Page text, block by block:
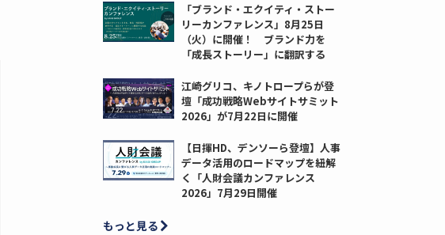
「ブランド・エクイティ・ストー
リーカンファレンス」8月25日
（火）に開催！ ブランド力を
「成長ストーリー」に翻訳する
江崎グリコ、キノトロープらが登
壇「成功戦略Webサイトサミット
2026」が7月22日に開催
【日揮HD、デンソーら登壇】人事
データ活用のロードマップを紐解
く「人財会議カンファレンス
2026」7月29日開催
もっと見る